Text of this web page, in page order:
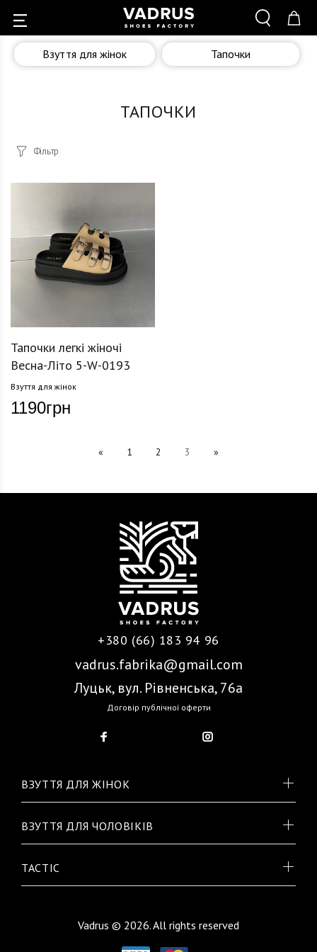
Взуття для жінок Тапочки
ТАПОЧКИ
Фільтр
Тапочки легкі жіночі
Весна-Літо 5-W-0193
Взуття для жінок
1190грн
« 1 2 3 »
+380 (66) 183 94 96
vadrus.fabrika@gmail.com
Луцьк, вул. Рівненська, 76а
Договір публічної оферти
ВЗУТТЯ ДЛЯ ЖІНОК
ВЗУТТЯ ДЛЯ ЧОЛОВІКІВ
TACTIC
Vadrus © 2026. All rights reserved